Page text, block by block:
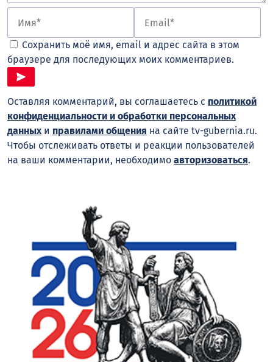
Сохранить моё имя, email и адрес сайта в этом
браузере для последующих моих комментариев.
Оставляя комментарий, вы соглашаетесь с политикой
конфиденциальности и обработки персональных
данныхи правилами общения на сайте tv-gubernia.ru.
Чтобы отслеживать ответы и реакции пользователей
на ваши комментарии, необходимо авторизоваться.